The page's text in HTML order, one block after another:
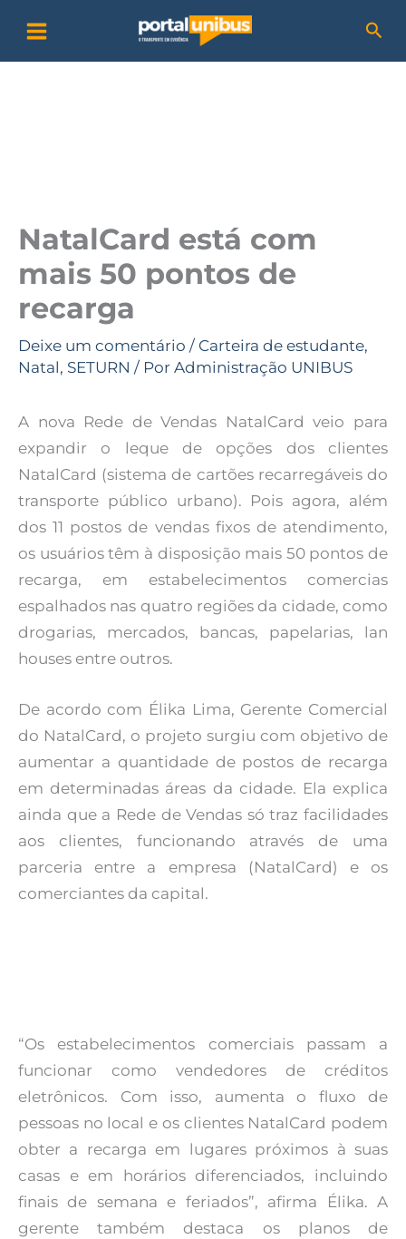
para
o
NatalCard está com
mais 50 pontos de
recarga
Deixe um comentário / Carteira de estudante,
Natal, SETURN / Por Administração UNIBUS
A nova Rede de Vendas NatalCard veio para
expandir o leque de opções dos clientes
NatalCard (sistema de cartões recarregáveis do
transporte público urbano). Pois agora, além
dos 11 postos de vendas fixos de atendimento,
os usuários têm à disposição mais 50 pontos de
recarga, em estabelecimentos comercias
espalhados nas quatro regiões da cidade, como
drogarias, mercados, bancas, papelarias, lan
houses entre outros.
De acordo com Élika Lima, Gerente Comercial
do NatalCard, o projeto surgiu com objetivo de
aumentar a quantidade de postos de recarga
em determinadas áreas da cidade. Ela explica
ainda que a Rede de Vendas só traz facilidades
aos clientes, funcionando através de uma
parceria entre a empresa (NatalCard) e os
comerciantes da capital.
“Os estabelecimentos comerciais passam a
funcionar como vendedores de créditos
eletrônicos. Com isso, aumenta o fluxo de
pessoas no local e os clientes NatalCard podem
obter a recarga em lugares próximos à suas
casas e em horários diferenciados, incluindo
finais de semana e feriados”, afirma Élika. A
gerente também destaca os planos de
a